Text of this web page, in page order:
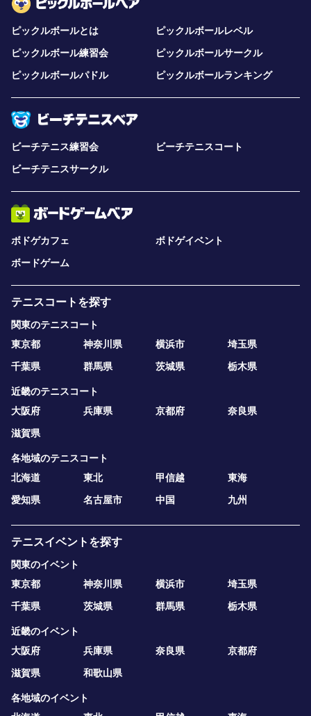
ピックルボールとは
ピックルボールレベル
ピックルボール練習会
ピックルボールサークル
ピックルボールパドル
ピックルボールランキング
ビーチテニス練習会
ビーチテニスコート
ビーチテニスサークル
ボドゲカフェ
ボドゲイベント
ボードゲーム
テニスコートを探す
関東のテニスコート
東京都
神奈川県 横浜市
埼玉県
千葉県
群馬県 茨城県 栃木県
近畿のテニスコート
大阪府
兵庫県 京都府
奈良県
滋賀県
各地域のテニスコート
北海道
東北 甲信越
東海
愛知県
名古屋市 中国 九州
テニスイベントを探す
関東のイベント
東京都
神奈川県 横浜市
埼玉県
千葉県
茨城県 群馬県 栃木県
近畿のイベント
大阪府
兵庫県 奈良県
京都府
滋賀県
和歌山県
各地域のイベント